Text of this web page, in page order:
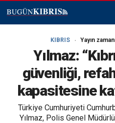
KIBRIS Yayın
Yılmaz:
güvenliği,
kapasitesine
Türkiye Cumhuriyeti
Yılmaz, Polis Genel